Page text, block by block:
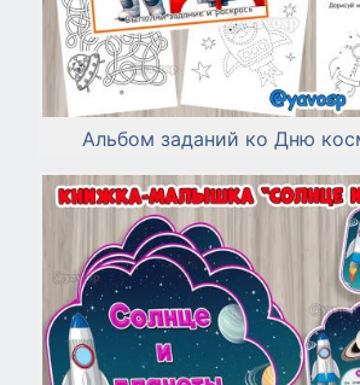
Альбом заданий ко Дню